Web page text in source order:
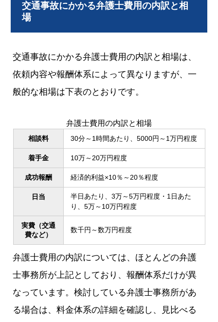
交通事故にかかる弁護士費用の内訳と相
場
交通事故にかかる弁護士費用の内訳と相場は、
依頼内容や報酬体系によって異なりますが、一
般的な相場は下表のとおりです。
弁護士費用の内訳と相場
相談料 30分～1時間あたり、5000円～1万円程度
着手金 10万～20万円程度
成功報酬 経済的利益×10％～20％程度
日当
半日あたり、3万～5万円程度・1日あた
り、5万～10万円程度
実費（交通
費など）
数千円～数万円程度
弁護士費用の内訳については、ほとんどの弁護
士事務所が上記としており、報酬体系だけが異
なっています。検討している弁護士事務所があ
る場合は、料金体系の詳細を確認し、見比べる